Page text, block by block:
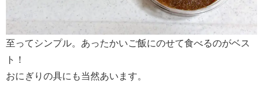
至ってシンプル。あったかいご飯にのせて食べるのがベス
ト！
おにぎりの具にも当然あいます。